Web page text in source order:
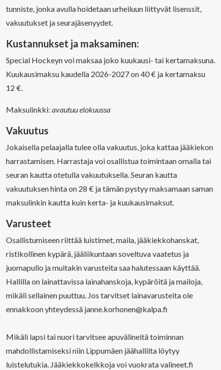
tunniste, jonka avulla hoidetaan urheiluun liittyvät lisenssit,
vakuutukset ja seurajäsenyydet.
Kustannukset ja maksaminen:
Special Hockeyn voi maksaa joko kuukausi- tai kertamaksuna.
Kuukausimaksu kaudella 2026-2027 on 40 € ja kertamaksu
12 €.
Maksulinkki: avautuu elokuussa
Vakuutus
Jokaisella pelaajalla tulee olla vakuutus, joka kattaa jääkiekon
harrastamisen. Harrastaja voi osallistua toimintaan omalla tai
seuran kautta otetulla vakuutuksella. Seuran kautta
vakuutuksen hinta on 28 € ja tämän pystyy maksamaan saman
maksulinkin kautta kuin kerta- ja kuukausimaksut.
Varusteet
Osallistumiseen riittää luistimet, maila, jääkiekkohanskat,
ristikollinen kypärä, jääliikuntaan soveltuva vaatetus ja
juomapullo ja muitakin varusteita saa halutessaan käyttää.
Hallilla on lainattavissa lainahanskoja, kypäröitä ja mailoja,
mikäli sellainen puuttuu. Jos tarvitset lainavarusteita ole
ennakkoon yhteydessä janne.korhonen@kalpa.fi
Mikäli lapsi tai nuori tarvitsee apuvälineitä toiminnan
mahdollistamiseksi niin Lippumäen jäähallilta löytyy
luistelutukia. Jääkiekkokelkkoja voi vuokrata valineet.fi